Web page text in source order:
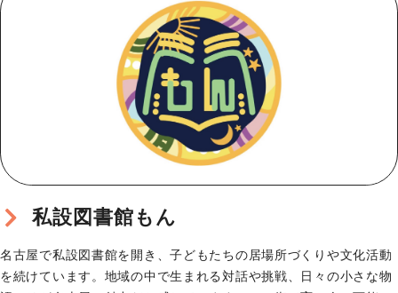
私設図書館もん
名古屋で私設図書館を開き、子どもたちの居場所づくりや文化活動
を続けています。地域の中で生まれる対話や挑戦、日々の小さな物